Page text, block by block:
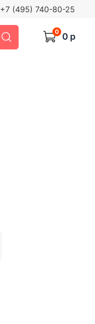
+7 (495) 740-80-25
0 0 р